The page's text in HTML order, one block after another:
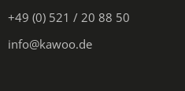
+49 (0) 521 / 20 88 50
info@kawoo.de